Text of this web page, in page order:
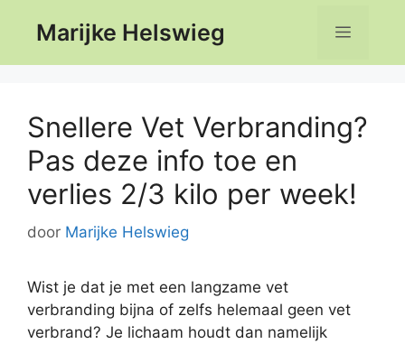
Marijke Helswieg Menu
Snellere Vet Verbranding?
Pas deze info toe en
verlies 2/3 kilo per week!
door Marijke Helswieg
Wist je dat je met een langzame vet
verbranding bijna of zelfs helemaal geen vet
verbrand? Je lichaam houdt dan namelijk